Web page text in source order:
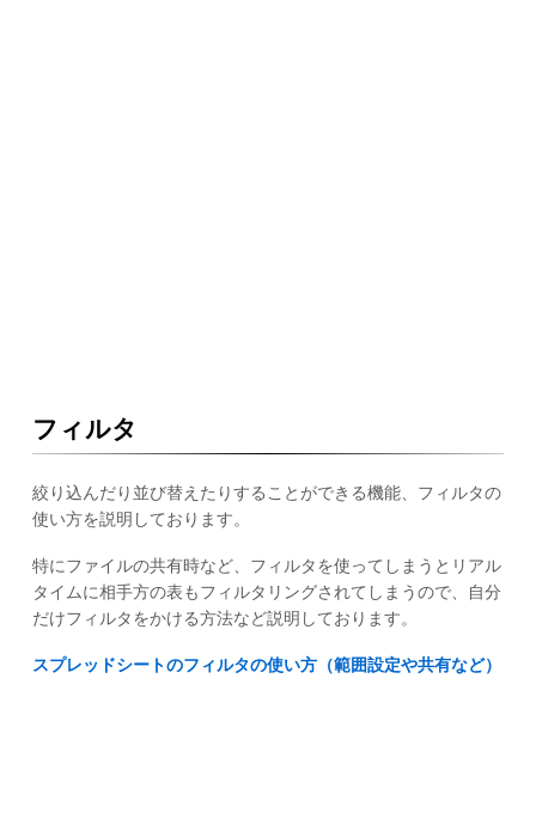
フィルタ
絞り込んだり並び替えたりすることができる機能、フィルタの
使い方を説明しております。
特にファイルの共有時など、フィルタを使ってしまうとリアル
タイムに相手方の表もフィルタリングされてしまうので、自分
だけフィルタをかける方法など説明しております。
スプレッドシートのフィルタの使い方（範囲設定や共有など）